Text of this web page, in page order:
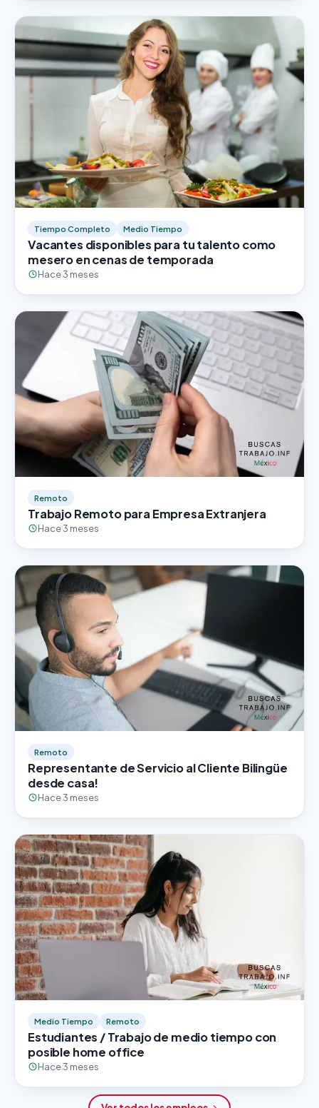
Tiempo Completo Medio Tiempo
Vacantes disponibles para tu talento como
mesero en cenas de temporada
Hace 3 meses
Remoto
Trabajo Remoto para Empresa Extranjera
Hace 3 meses
Remoto
Representante de Servicio al Cliente Bilingüe
desde casa!
Hace 3 meses
Medio Tiempo Remoto
Estudiantes / Trabajo de medio tiempo con
posible home office
Hace 3 meses